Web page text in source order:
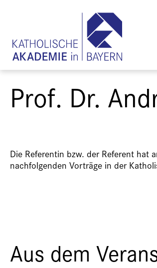
Prof. Dr.
Die Referentin bzw. der Referent hat
nachfolgenden Vorträge in der
Aus dem